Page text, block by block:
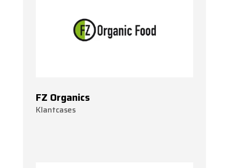
FZ Organics
Klantcases